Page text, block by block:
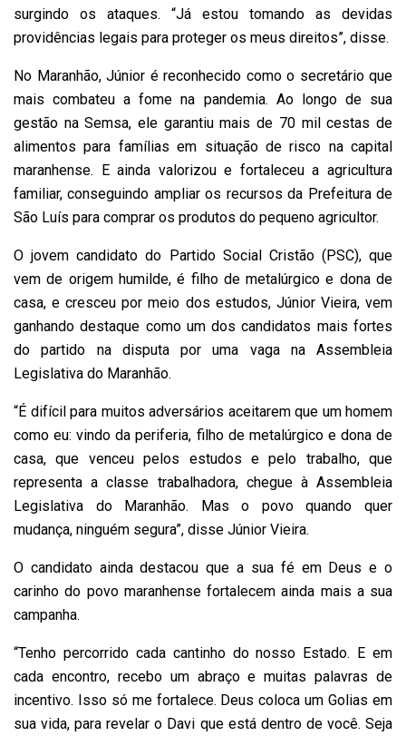
surgindo os ataques. “Já estou tomando as devidas
providências legais para proteger os meus direitos”, disse.
No Maranhão, Júnior é reconhecido como o secretário que
mais combateu a fome na pandemia. Ao longo de sua
gestão na Semsa, ele garantiu mais de 70 mil cestas de
alimentos para famílias em situação de risco na capital
maranhense. E ainda valorizou e fortaleceu a agricultura
familiar, conseguindo ampliar os recursos da Prefeitura de
São Luís para comprar os produtos do pequeno agricultor.
O jovem candidato do Partido Social Cristão (PSC), que
vem de origem humilde, é filho de metalúrgico e dona de
casa, e cresceu por meio dos estudos, Júnior Vieira, vem
ganhando destaque como um dos candidatos mais fortes
do partido na disputa por uma vaga na Assembleia
Legislativa do Maranhão.
“É difícil para muitos adversários aceitarem que um homem
como eu: vindo da periferia, filho de metalúrgico e dona de
casa, que venceu pelos estudos e pelo trabalho, que
representa a classe trabalhadora, chegue à Assembleia
Legislativa do Maranhão. Mas o povo quando quer
mudança, ninguém segura”, disse Júnior Vieira.
O candidato ainda destacou que a sua fé em Deus e o
carinho do povo maranhense fortalecem ainda mais a sua
campanha.
“Tenho percorrido cada cantinho do nosso Estado. E em
cada encontro, recebo um abraço e muitas palavras de
incentivo. Isso só me fortalece. Deus coloca um Golias em
sua vida, para revelar o Davi que está dentro de você. Seja